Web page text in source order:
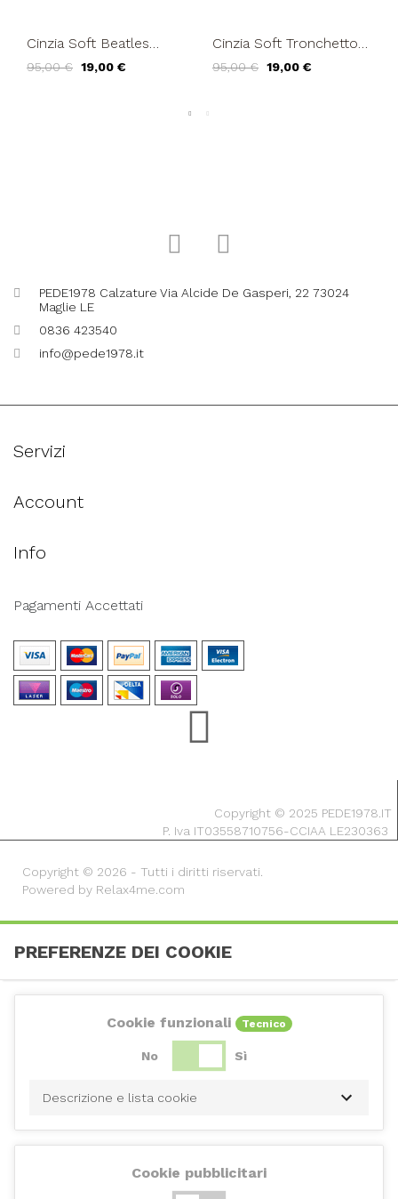
Cinzia Soft Beatles
Basso Blu
95,00 € 19,00 €
Cinzia Soft Tronchetto
Camoscio Cacao
95,00 € 19,00 €
PEDE1978 Calzature Via Alcide De Gasperi, 22 73024
Maglie LE
0836 423540
info@pede1978.it
Servizi
Account
Info
Pagamenti Accettati
Copyright © 2025 PEDE1978.IT
P. Iva IT03558710756-CCIAA LE230363
Copyright © 2026 - Tutti i diritti riservati.
Powered by Relax4me.com
PREFERENZE DEI COOKIE
Cookie funzionali Tecnico
No Sì
Descrizione e lista cookie
Cookie pubblicitari